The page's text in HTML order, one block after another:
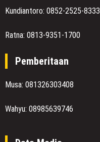
Kundiantoro: 0852-2525-8333
Ratna: 0813-9351-1700
Pemberitaan
Musa: 081326303408
Wahyu: 08985639746